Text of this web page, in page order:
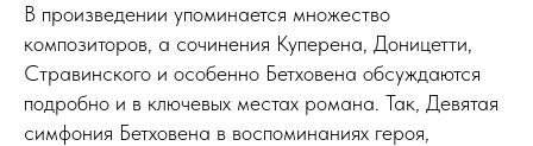
В произведении упоминается множество
композиторов, а сочинения Куперена, Доницетти,
Стравинского и особенно Бетховена обсуждаются
подробно и в ключевых местах романа. Так, Девятая
симфония Бетховена в воспоминаниях героя,